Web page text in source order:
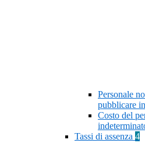
Personale
pubblicare
Costo del
Tassi di assenza 4